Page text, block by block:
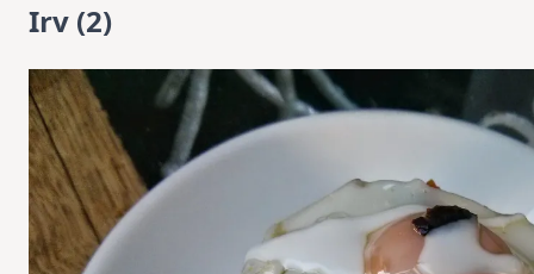
Irv (2)